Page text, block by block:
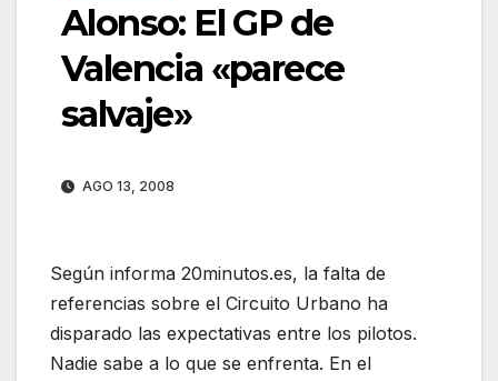
Alonso: El GP de
Valencia «parece
salvaje»
AGO 13, 2008
Según informa 20minutos.es, la falta de
referencias sobre el Circuito Urbano ha
disparado las expectativas entre los pilotos.
Nadie sabe a lo que se enfrenta. En el